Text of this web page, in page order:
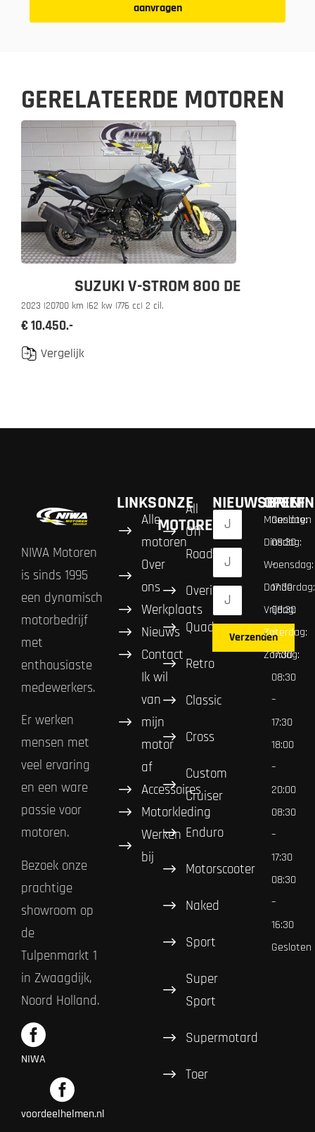
aanvragen
GERELATEERDE MOTOREN
SUZUKI V-STROM 800 DE
2023 |20700 km |62 kw |776 cc| 2 cil.
€ 10.450.-
Vergelijk
NIWA Motoren
is sinds 1995
een dynamisch
motorbedrijf
met
enthousiaste
medewerkers.
Er werken
mensen met
veel ervaring
en een ware
passie voor
motoren.
Bezoek onze
prachtige
showroom op
de
Tulpenmarkt 1
in Zwaagdijk,
Noord Holland.
NIWA
voordeelhelmen.nl
LINKS
Alle
motoren
Over
ons
Werkplaats
Nieuws
Contact
Ik wil
van
mijn
motor
af
Accessoires
Motorkleding
Werken
bij
ONZE
MOTOREN
All
Off
Road
Overig
Quad
Retro
Classic
Cross
Custom
Cruiser
Enduro
Motorscooter
Naked
Sport
Super
Sport
Supermotard
Toer
NIEUWSBRIEF
Verzenden
Maandag:
Dinsdag:
Woensdag:
Donderdag:
Vrijdag:
Zaterdag:
Zondag:
Gesloten
08:30
–
17:30
08:30
–
17:30
08:30
–
17:30
18:00
–
20:00
08:30
–
17:30
08:30
–
16:30
Gesloten